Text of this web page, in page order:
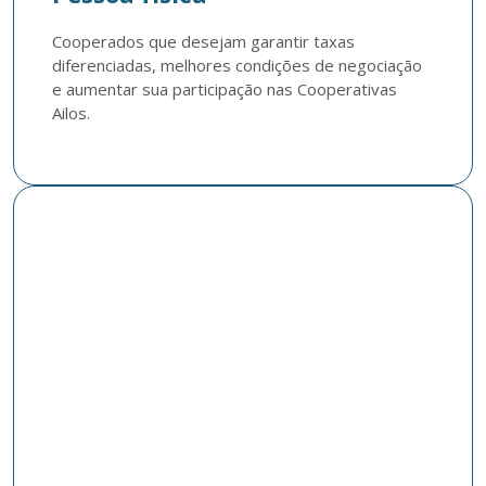
Cooperados que desejam garantir taxas
diferenciadas, melhores condições de negociação
e aumentar sua participação nas Cooperativas
Ailos.